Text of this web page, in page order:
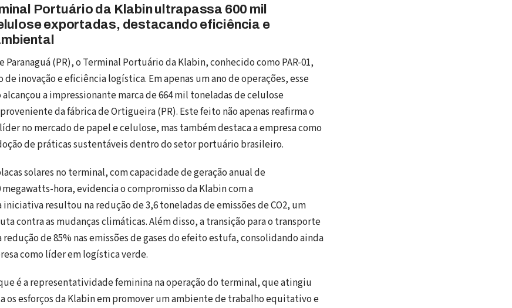
Portuário da Klabin ultrapassa 600 mil
exportadas, destacando eficiência e
Paranaguá (PR), o Terminal Portuário da Klabin, conhecido como PAR-01,
inovação e eficiência logística. Em apenas um ano de operações, esse
a impressionante marca de 664 mil toneladas de celulose
da fábrica de Ortigueira (PR). Este feito não apenas reafirma o
no mercado de papel e celulose, mas também destaca a empresa como
de práticas sustentáveis dentro do setor portuário brasileiro.
solares no terminal, com capacidade de geração anual de
hora, evidencia o compromisso da Klabin com a
resultou na redução de 3,6 toneladas de emissões de CO2, um
contra as mudanças climáticas. Além disso, a transição para o transporte
de 85% nas emissões de gases do efeito estufa, consolidando ainda
como líder em logística verde.
é a representatividade feminina na operação do terminal, que atingiu
os esforços da Klabin em promover um ambiente de trabalho equitativo e